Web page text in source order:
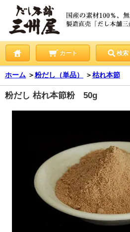
カート 検索
ホーム ＞粉だし（単品） ＞枯れ本節
粉だし 枯れ本節粉 50g